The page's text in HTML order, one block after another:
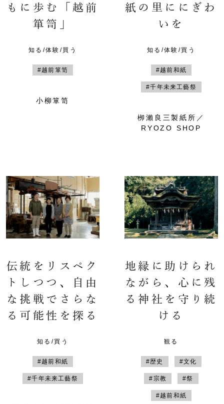
もに歩む「越前
箪笥」
知る/体験/買う
#越前箪笥
小柳箪笥
紙の里ににぎわ
いを
知る/体験/買う
#越前和紙
#千年未来工藝祭
栁瀨良三製紙所／
RYOZO SHOP
伝統をリスペク
トしつつ、自由
な挑戦でさらな
る可能性を探る
知る/買う
#越前和紙
#千年未来工藝祭
地縁に助けられ
ながら、心に残
る神社を守り続
ける
観る
#歴史 #文化
#宗教 #祭
#越前和紙